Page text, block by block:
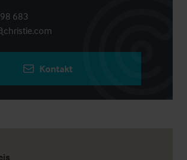
683
Kontakt